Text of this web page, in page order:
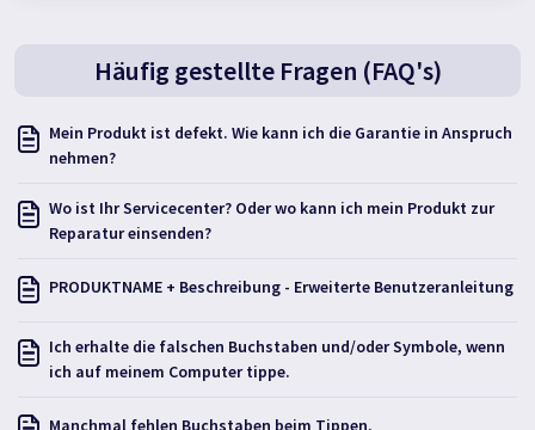
Häufig gestellte Fragen (FAQ's)
Mein Produkt ist defekt. Wie kann ich die Garantie in Anspruch
nehmen?
Wo ist Ihr Servicecenter? Oder wo kann ich mein Produkt zur
Reparatur einsenden?
PRODUKTNAME + Beschreibung - Erweiterte Benutzeranleitung
Ich erhalte die falschen Buchstaben und/oder Symbole, wenn
ich auf meinem Computer tippe.
Manchmal fehlen Buchstaben beim Tippen.